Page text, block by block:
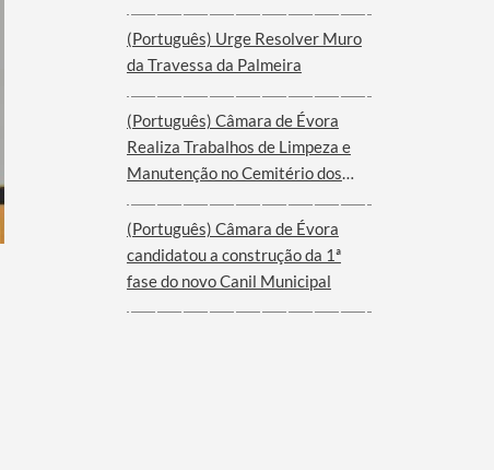
oito países
(Português) Urge Resolver Muro
da Travessa da Palmeira
(Português) Câmara de Évora
Realiza Trabalhos de Limpeza e
Manutenção no Cemitério dos
(Português) Câmara de Évora
candidatou a construção da 1ª
fase do novo Canil Municipal